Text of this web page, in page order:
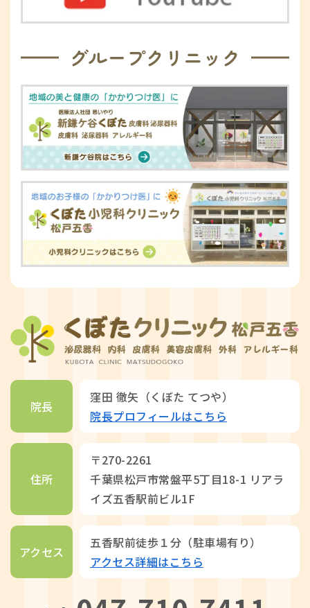
グループクリニック
院長
窪田 徹矢（くぼた てつや）
院長プロフィールはこちら
住所
〒270-2261
千葉県松戸市常盤平5丁目18-1 リアラ
イズ五香駅前ビル1F
アクセス
五香駅前徒歩１分（駐車場有り）
アクセス詳細はこちら